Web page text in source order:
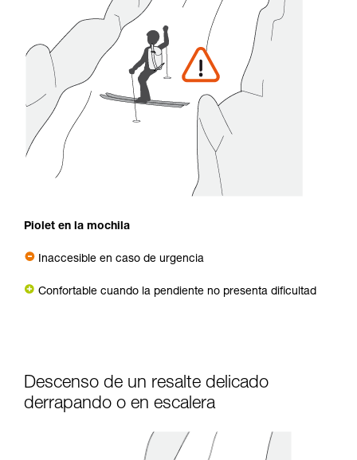
Piolet en la mochila
Inaccesible en caso de urgencia
Confortable cuando la pendiente no presenta dificultad
Descenso de un resalte delicado
derrapando o en escalera